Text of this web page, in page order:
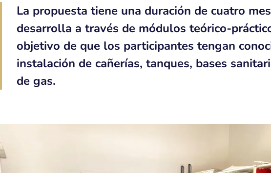
La propuesta tiene una duración de cuatro
desarrolla a través de módulos teórico-
objetivo de que los participantes tengan
instalación de cañerías, tanques, bases
de gas.